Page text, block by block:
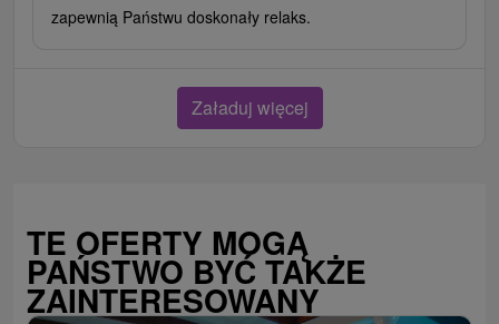
zapewnią Państwu doskonały relaks.
Załaduj więcej
TE OFERTY MOGĄ
PAŃSTWO BYĆ TAKŻE
ZAINTERESOWANY